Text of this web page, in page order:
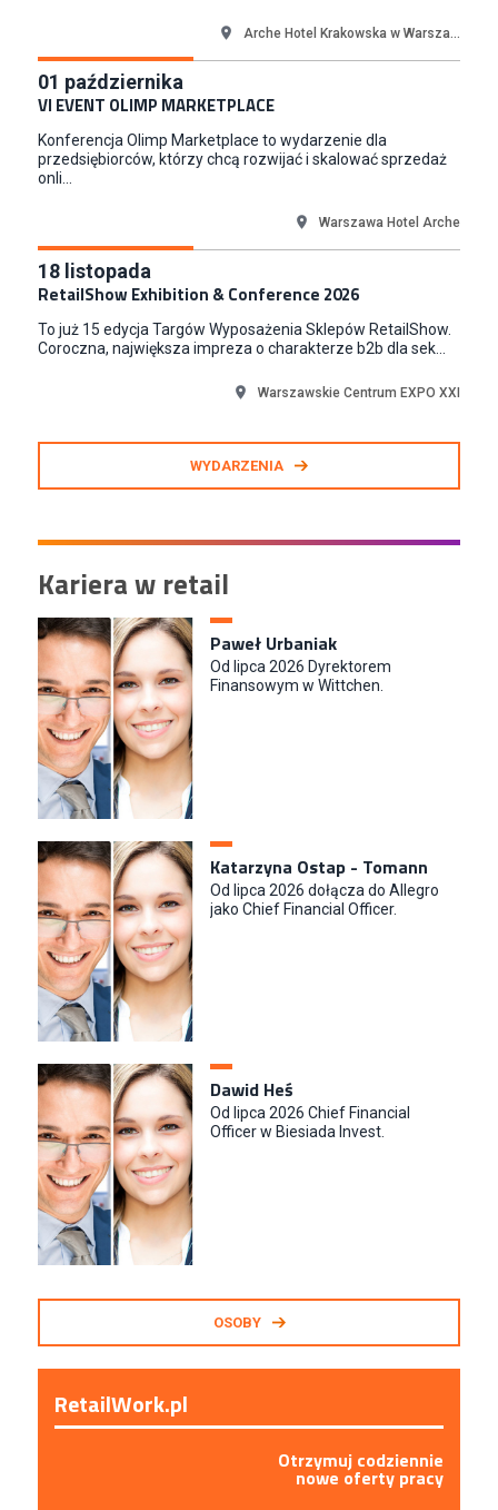
Kraków
Junior RPA Developer (k/m)
TERG S.A.
Arche Hotel Krakowska w Warsza...
01 października
VI EVENT OLIMP MARKETPLACE
Konferencja Olimp Marketplace to wydarzenie dla
przedsiębiorców, którzy chcą rozwijać i skalować sprzedaż
onli...
Warszawa Hotel Arche
18 listopada
RetailShow Exhibition & Conference 2026
To już 15 edycja Targów Wyposażenia Sklepów RetailShow.
Coroczna, największa impreza o charakterze b2b dla sek...
Warszawskie Centrum EXPO XXI
WYDARZENIA
Kariera w retail
Paweł Urbaniak
Od lipca 2026 Dyrektorem
Finansowym w Wittchen.
Katarzyna Ostap - Tomann
Od lipca 2026 dołącza do Allegro
jako Chief Financial Officer.
Dawid Heś
Od lipca 2026 Chief Financial
Officer w Biesiada Invest.
OSOBY
RetailWork.pl
Otrzymuj codziennie
nowe oferty pracy